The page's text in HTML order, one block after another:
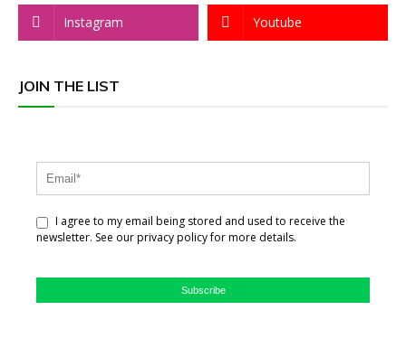
Instagram Youtube
JOIN THE LIST
I agree to my email being stored and used to receive the
newsletter. See our privacy policy for more details.
Subscribe